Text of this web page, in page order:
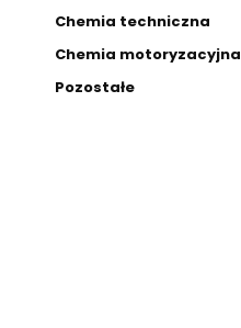
Chemia techniczna
Chemia motoryzacyjna
Pozostałe